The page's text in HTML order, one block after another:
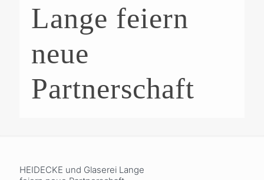
Lange feiern
neue
Partnerschaft
HEIDECKE und Glaserei Lange